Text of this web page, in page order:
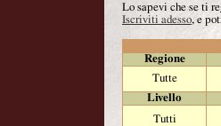
Lo sapevi che se ti
Iscriviti adesso, e
Regione
Tutte
Livello
Tutti